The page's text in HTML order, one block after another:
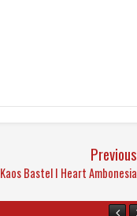
Previous
Kaos Bastel I Heart Ambonesia